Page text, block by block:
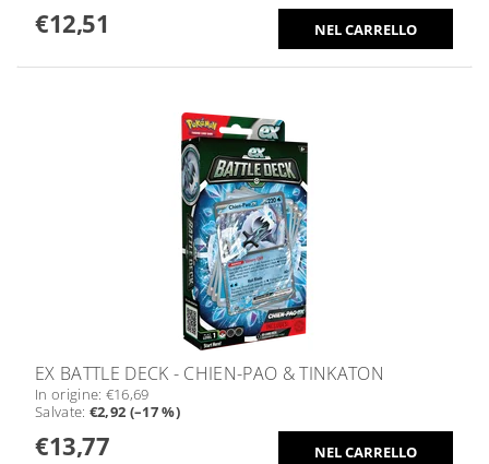
€12,51
EX BATTLE DECK - CHIEN-PAO & TINKATON
In origine: €16,69
Salvate: €2,92 (–17 %)
€13,77